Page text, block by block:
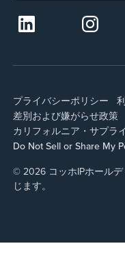
プライバシーポリシー
差別および嫌がらせ政策
カリフォルニア・サプラ
Do Not Sell or Share My
© 2026 コッホIPホール
じます。